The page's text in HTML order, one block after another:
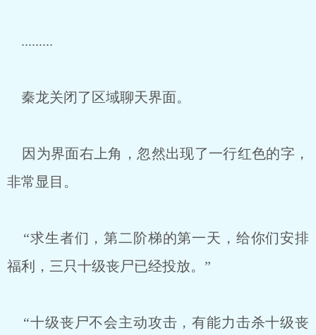
.........
秦龙关闭了区域聊天界面。
因为界面右上角，忽然出现了一行红色的字，
非常显目。
“求生者们，第二阶梯的第一天，给你们安排
福利，三只十级丧尸已经投放。”
“十级丧尸不会主动攻击，有能力击杀十级丧